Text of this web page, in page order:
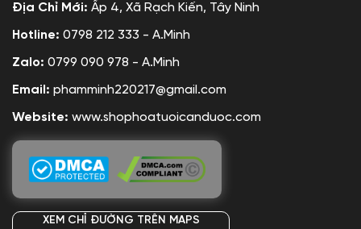
Địa Chỉ Mới: Ấp 4, Xã Rạch Kiến, Tây Ninh
Hotline: 0798 212 333 - A.Minh
Zalo: 0799 090 978 - A.Minh
Email: phamminh220217@gmail.com
Website: www.shophoatuoicanduoc.com
XEM CHỈ ĐƯỜNG TRÊN MAPS